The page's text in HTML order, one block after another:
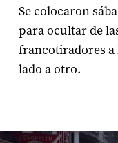
Se colocaron
para ocultar de
francotiradores a
lado a otro.